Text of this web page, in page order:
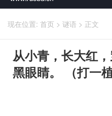
现在位置: 首页 > 谜语 > 正文
从小青，长大红
黑眼睛。 （打一植